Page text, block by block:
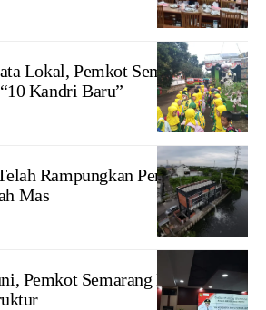
Lokal, Pemkot Semarang
Kandri Baru”
Rampungkan Pembangunan
Mas
Pemkot Semarang Fokus